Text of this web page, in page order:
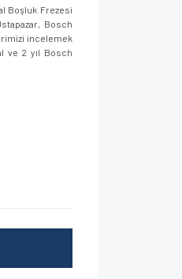
Boşluk Frezesi
Bosch
incelemek
ve 2 yıl Bosch